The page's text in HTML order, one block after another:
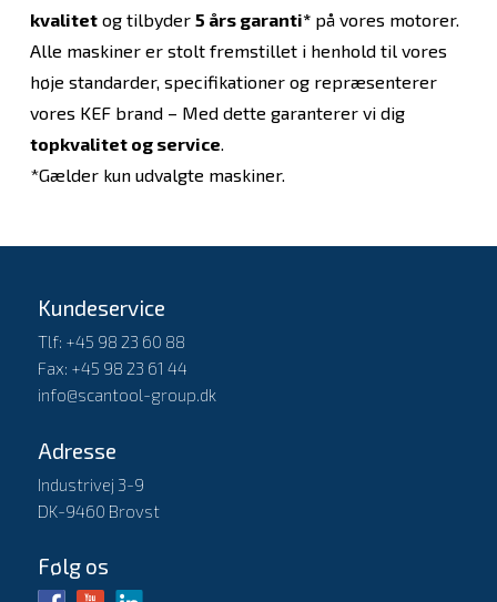
kvalitetog tilbyder 5 års garanti*på vores motorer.
Alle maskiner er stolt fremstillet i henhold til vores
høje standarder, specifikationer og repræsenterer
vores KEF brand – Med dette garanterer vi dig
topkvalitet og service.
*Gælder kun udvalgte maskiner.
Kundeservice
Tlf: +45 98 23 60 88
Fax: +45 98 23 61 44
info@scantool-group.dk
Adresse
Industrivej 3-9
DK-9460 Brovst
Følg os